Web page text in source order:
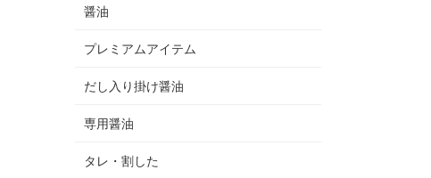
醤油
プレミアムアイテム
だし入り掛け醤油
専用醤油
タレ・割した